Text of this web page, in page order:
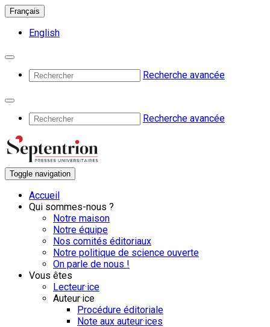
Français
English
Recherche avancée
Recherche avancée
Toggle navigation
Accueil
Qui sommes-nous ?
Notre maison
Notre équipe
Nos comités éditoriaux
Notre politique de science ouverte
On parle de nous !
Vous êtes
Lecteur·ice
Auteur·ice
Procédure éditoriale
Note aux auteur·ices